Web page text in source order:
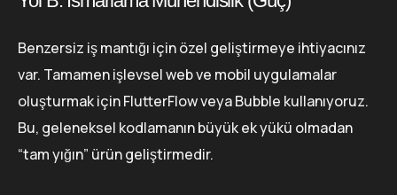
Benzersiz iş mantığı için özel geliştirmeye ihtiyacınız
var. Tamamen işlevsel web ve mobil uygulamalar
oluşturmak için FlutterFlow veya Bubble kullanıyoruz.
Bu, geleneksel kodlamanın büyük ek yükü olmadan
“tam yığın” ürün geliştirmedir.